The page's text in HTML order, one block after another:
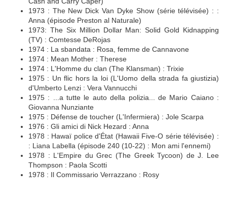
1973 : The New Dick Van Dyke Show (série télévisée) : :
Anna (épisode Preston al Naturale)
1973: The Six Million Dollar Man: Solid Gold Kidnapping
(TV) : Comtesse DeRojas
1974 : La sbandata : Rosa, femme de Cannavone
1974 : Mean Mother : Therese
1974 : L'Homme du clan (The Klansman) : Trixie
1975 : Un flic hors la loi (L'Uomo della strada fa giustizia)
d'Umberto Lenzi : Vera Vannucchi
1975 : ...a tutte le auto della polizia... de Mario Caiano :
Giovanna Nunziante
1975 : Défense de toucher (L'Infermiera) : Jole Scarpa
1976 : Gli amici di Nick Hezard : Anna
1978 : Hawaï police d'État (Hawaii Five-O série télévisée) :
: Liana Labella (épisode 240 (10-22) : Mon ami l'ennemi)
1978 : L'Empire du Grec (The Greek Tycoon) de J. Lee
Thompson : Paola Scotti
1978 : Il Commissario Verrazzano : Rosy